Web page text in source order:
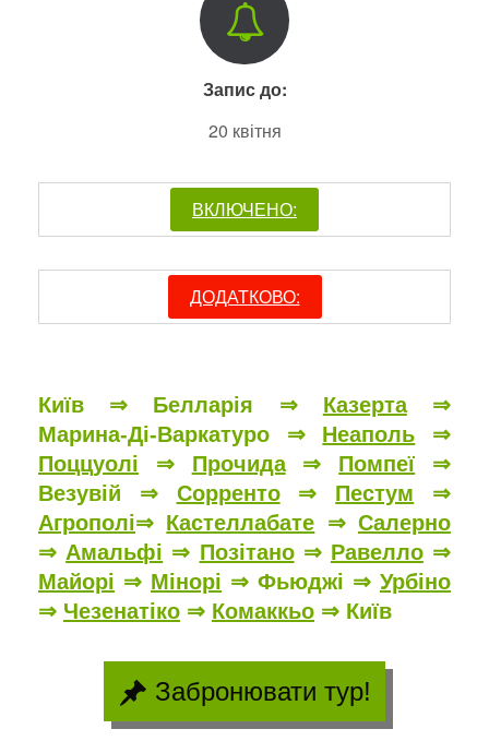
Запис до:
20 квітня
ВКЛЮЧЕНО:
ДОДАТКОВО:
Київ ⇒ Белларія ⇒ Казерта
⇒
Марина-Ді-Варкатуро
⇒ Неаполь ⇒
Поццуолі ⇒ Прочида⇒ Помпеї ⇒
Везувій ⇒ Сорренто⇒ Пестум ⇒
Агрополі⇒ Кастеллабате ⇒Салерно
⇒ Амальфі ⇒ Позітано ⇒ Равелло ⇒
Майорі ⇒ Мінорі ⇒ Фьюджі ⇒ Урбіно
⇒ Чезенатіко ⇒ Комаккьо ⇒ Київ
Забронювати тур!